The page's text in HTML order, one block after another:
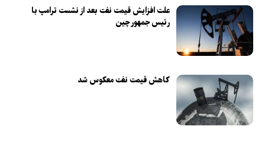
علت افزایش قیمت نفت بعد از نشست ترامپ با
رئیس جمهور چین
کاهش قیمت نفت معکوس شد